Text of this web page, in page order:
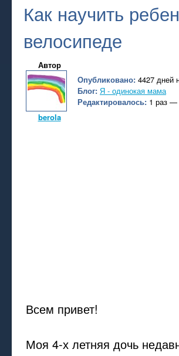
Как научить
велосипеде
Автор
berola
Опубликовано: 4427 дней
Блог: Я - одинокая мама
Редактировалось: 1 раз —
Всем привет!
Моя 4-х летняя дочь